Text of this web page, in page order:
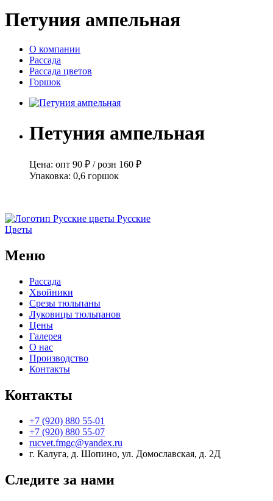
Петуния ампельная
О компании
Рассада
Рассада цветов
Горшок
Петуния ампельная
Цена: опт 90 ₽ /розн 160 ₽
Упаковка: 0,6 горшок
Русские
Цветы
Меню
Рассада
Хвойники
Срезы тюльпаны
Луковицы тюльпанов
Цены
Галерея
О нас
Производство
Контакты
Контакты
+7 (920) 880 55-01
+7 (920) 880 55-07
rucvet.fmgc@yandex.ru
г. Калуга, д. Шопино, ул. Домославская, д. 2Д
Следите за нами